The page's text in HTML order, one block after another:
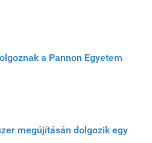
a Pannon Egyetem
megújításán dolgozik egy